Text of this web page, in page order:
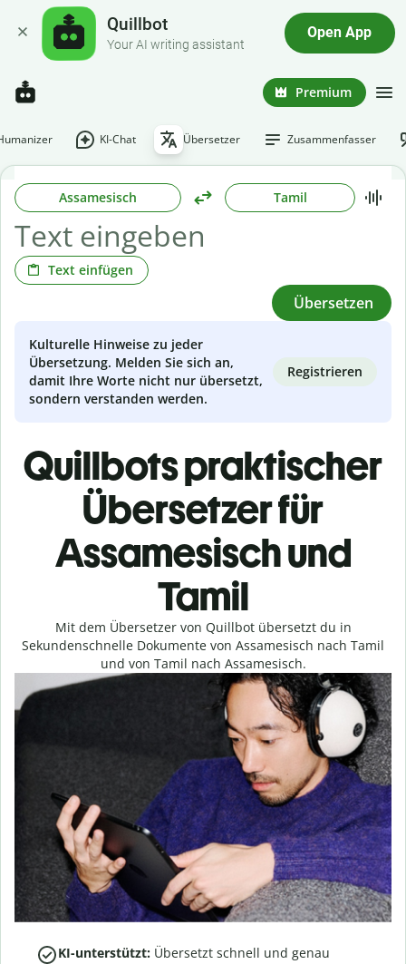
Quillbot
Your AI writing assistant
Open App
Premium
KI-Chat Übersetzer Zusammenfasser
Assamesisch Tamil
Text einfügen
Übersetzen
Kulturelle Hinweise zu jeder
Übersetzung. Melden Sie sich an,
damit Ihre Worte nicht nur übersetzt,
sondern verstanden werden.
Registrieren
Quillbots praktischer
Übersetzer für
Assamesisch und
Tamil
Mit dem Übersetzer von Quillbot übersetzt du in
Sekundenschnelle Dokumente von Assamesisch nach Tamil
und von Tamil nach Assamesisch.
KI-unterstützt: Übersetzt schnell und genau